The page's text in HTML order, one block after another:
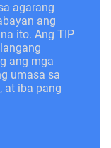
agarang
ang
ito. Ang TIP
ang mga
umasa sa
at iba pang